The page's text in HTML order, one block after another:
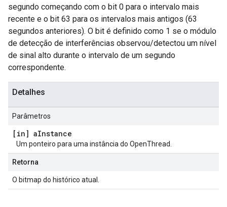
segundo começando com o bit 0 para o intervalo mais
recente e o bit 63 para os intervalos mais antigos (63
segundos anteriores). O bit é definido como 1 se o módulo
de detecção de interferências observou/detectou um nível
de sinal alto durante o intervalo de um segundo
correspondente.
Detalhes
Parâmetros
[in] aInstance
Um ponteiro para uma instância do OpenThread.
Retorna
O bitmap do histórico atual.